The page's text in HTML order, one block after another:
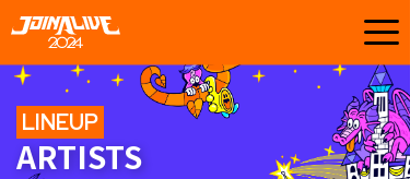
LINEUP
ARTISTS